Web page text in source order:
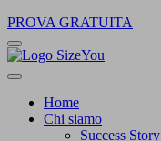
PROVA GRATUITA
Home
Chi siamo
Success Story